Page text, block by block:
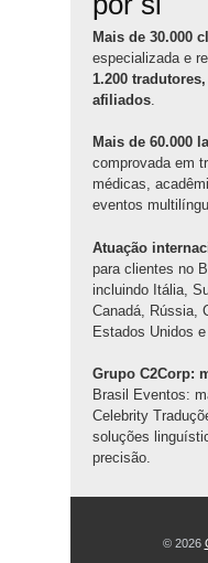
Mais de 30.000
especializada e
1.200
afiliados
Mais de 60.000
comprovada em
médicas,
eventos
Atuação
para clientes no
incluindo Itália,
Canadá, Rússia,
Estados Unidos e
Grupo C2Corp:
Brasil Eventos:
Celebrity
soluções
precisão.
© 2026